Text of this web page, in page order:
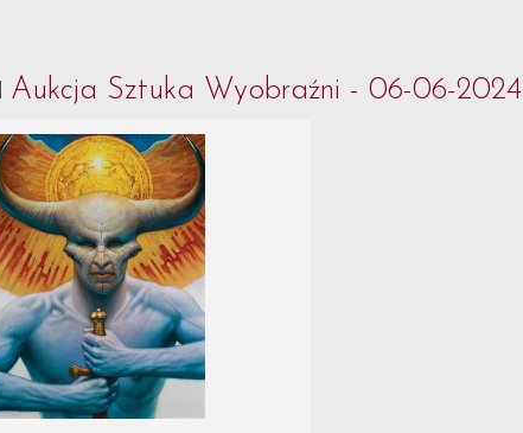
Aukcja Sztuka Wyobraźni - 06-06-2024